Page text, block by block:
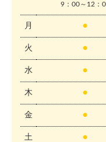
9：00～12：
月 ●
火 ●
水 ●
木 ●
金 ●
土 ●